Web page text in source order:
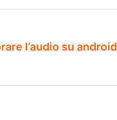
l’audio su android